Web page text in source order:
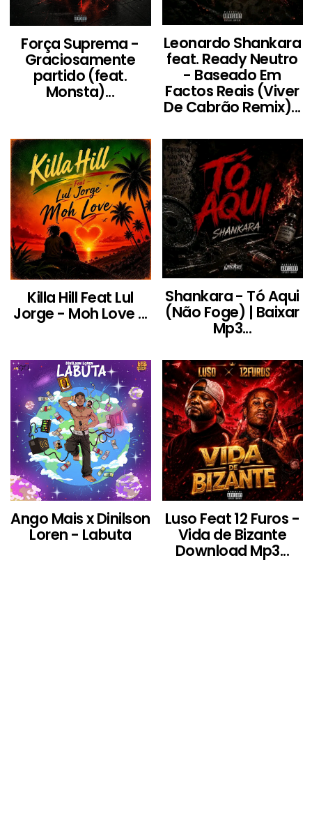
Força Suprema -
Graciosamente
partido (feat.
Monsta)...
Leonardo Shankara
feat. Ready Neutro
- Baseado Em
Factos Reais (Viver
De Cabrão Remix)...
Killa Hill Feat Lul
Jorge - Moh Love ...
Shankara - Tó Aqui
(Não Foge) | Baixar
Mp3...
Ango Mais x Dinilson
Loren - Labuta
Luso Feat 12 Furos -
Vida de Bizante
Download Mp3...